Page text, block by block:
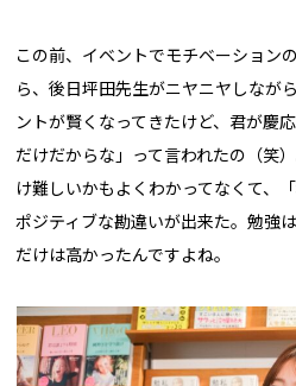
この前、イベントでモチベーション
ら、後日坪田先生がニヤニヤしなが
ントが賢くなってきたけど、君が慶
だけだからな」って言われたの（笑
け難しいかもよくわかってなくて、
ポジティブな勘違いが出来た。勉強
だけは高かったんですよね。